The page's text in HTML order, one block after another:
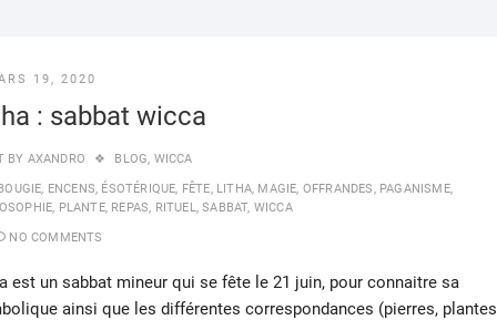
19, 2020
: sabbat wicca
BY AXANDRO BLOG, WICCA
, ENCENS, ÉSOTÉRIQUE, FÊTE, LITHA, MAGIE, OFFRANDES, PAGANISME,
, PLANTE, REPAS, RITUEL,SABBAT, WICCA
NO COMMENTS
est un sabbat mineur qui se fête le 21 juin, pour connaitre sa
ainsi que les différentes correspondances (pierres,